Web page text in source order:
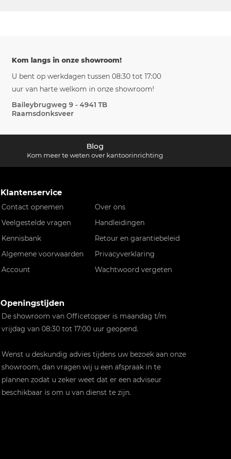
Kom langs in onze showroom!
U bent op werkdagen tussen 08:30 tot 17:00
uur van harte welkom in onze showroom!
Baileybrugweg 9 - 4941 TB
Raamsdonksveer
Blog
Kom meer te weten over kantoorinrichting
Klantenservice
Contact opnemen
Over ons
Veelgestelde vragen
Handleidingen
Kennisbank
Retour en garantiebeleid
Algemene voorwaarden
Privacyverklaring
Account
Wachtwoord vergeten
Openingstijden
De showroom van Officetopper is maandag t/m
vrijdag van 08:30 tot 17:00 uur geopend.
Wenst u deskundig advies tijdens uw bezoek aan onze
showroom, dan vragen wij u een afspraak in te
plannen zodat u zeker weet dat er een adviseur
beschikbaar is om u van dienst te zijn.